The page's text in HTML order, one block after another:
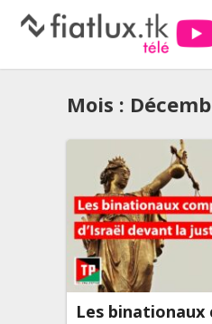
Mois :
Les binationaux